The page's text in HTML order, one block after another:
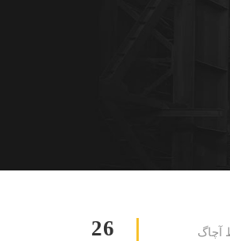
26 آچاگ